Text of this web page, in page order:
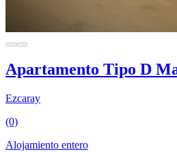
Apartamento Tipo D
Ezcaray
(0)
Alojamiento entero